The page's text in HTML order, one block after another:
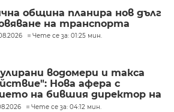
община планира нов дълг
на транспорта
Чете се за: 01:25 мин.
водомери и такса
Нова афера с
на бившия директор на
Чете се за: 04:12 мин.